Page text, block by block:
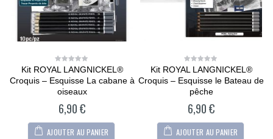
0
of
5
Kit ROYAL LANGNICKEL®
Croquis – Esquisse La cabane à
oiseaux
6,90€
AJOUTER AU PANIER
0
of
Kit ROYAL LANGNICKEL®
Croquis – Esquisse le Bateau de
pêche
6,90€
AJOUTER AU PANIER